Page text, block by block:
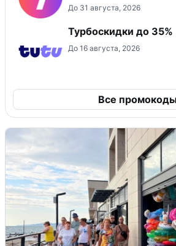
До 31 августа, 2026
Турбоскидки до 35%
До 16 августа, 2026
Все